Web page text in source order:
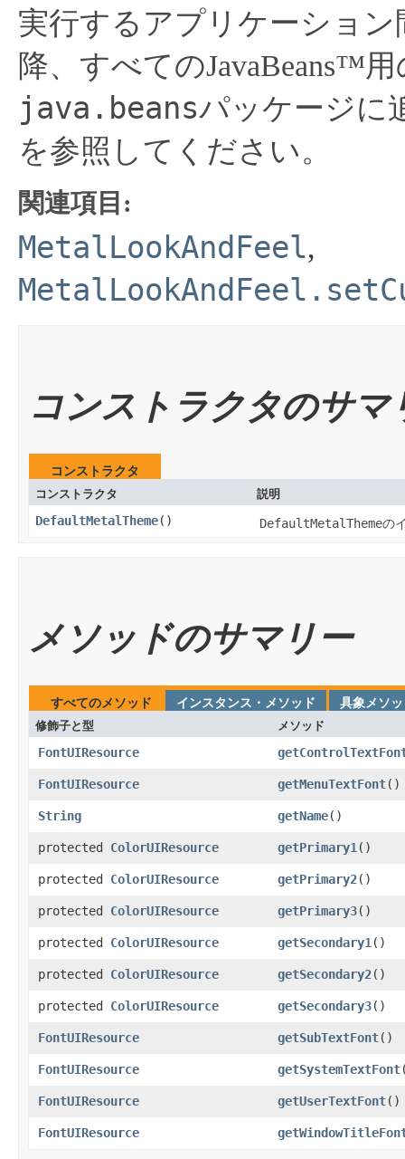
実行するアプリケーショ
降、すべてのJavaBeans™
java.beansパッケージに
を参照してください。
関連項目:
MetalLookAndFeel,
コンストラクタのサマ
コンストラクタ
コンストラクタ
説明
DefaultMetalTheme​() DefaultMetalThemeの
メソッドのサマリー
すべてのメソッド インスタンス・メソッド
具象メソ
修飾子と型
メソッド
FontUIResource
FontUIResource getMenuTextFont​()
String getName​()
protected ColorUIResource getPrimary1 ​()
protected ColorUIResource getPrimary2​()
protected ColorUIResource getPrimary3​()
protected ColorUIResource getSecondary1 ​()
protected ColorUIResource getSecondary2​()
protected ColorUIResource getSecondary3​()
FontUIResource getSubTextFont​()
FontUIResource getSystemTextFont
FontUIResource getUserTextFont​()
FontUIResource